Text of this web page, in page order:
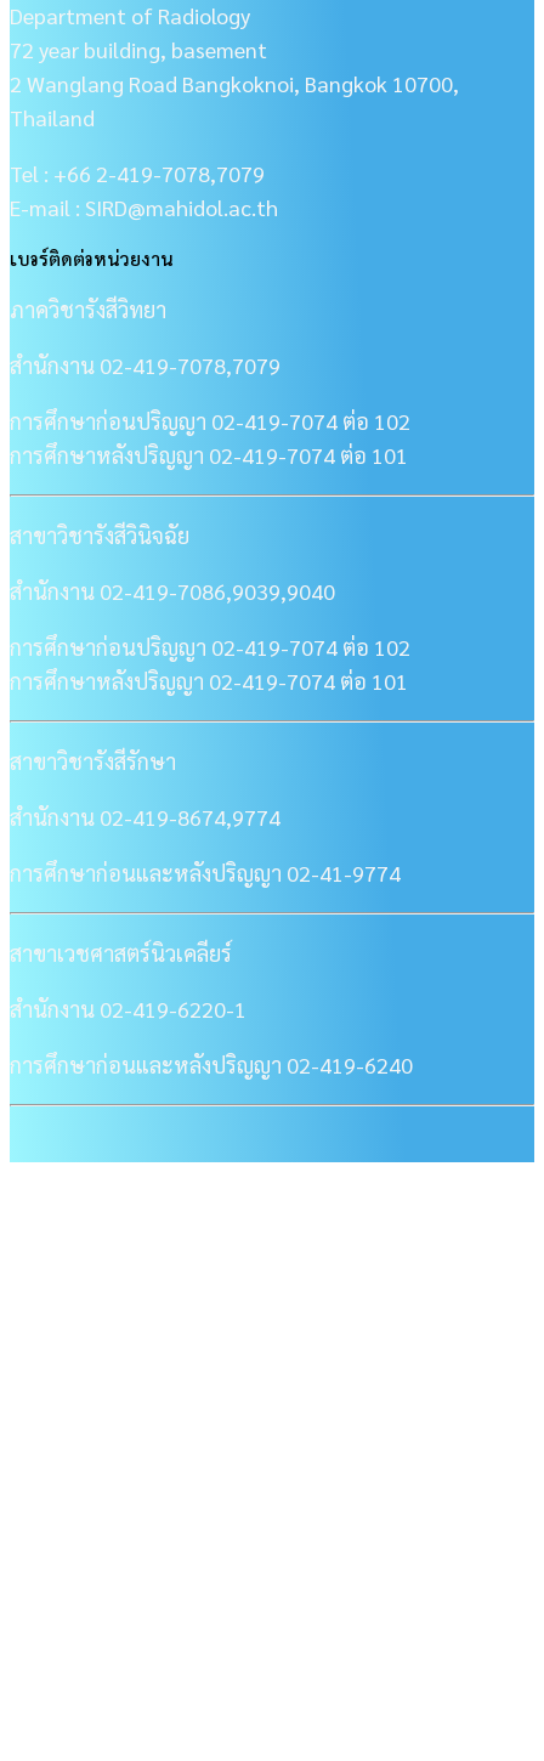
Department of Radiology
72 year building, basement
2 Wanglang Road Bangkoknoi, Bangkok 10700,
Thailand
Tel : +66 2-419-7078,7079
E-mail : SIRD@mahidol.ac.th
เบอร์ติดต่อหน่วยงาน
ภาควิชารังสีวิทยา
สำนักงาน 02-419-7078,7079
การศึกษาก่อนปริญญา 02-419-7074 ต่อ 102
การศึกษาหลังปริญญา 02-419-7074 ต่อ 101
สาขาวิชารังสีวินิจฉัย
สำนักงาน 02-419-7086,9039,9040
การศึกษาก่อนปริญญา 02-419-7074 ต่อ 102
การศึกษาหลังปริญญา 02-419-7074 ต่อ 101
สาขาวิชารังสีรักษา
สำนักงาน 02-419-8674,9774
การศึกษาก่อนและหลังปริญญา 02-41-9774
สาขาเวชศาสตร์นิวเคลียร์
สำนักงาน 02-419-6220-1
การศึกษาก่อนและหลังปริญญา 02-419-6240